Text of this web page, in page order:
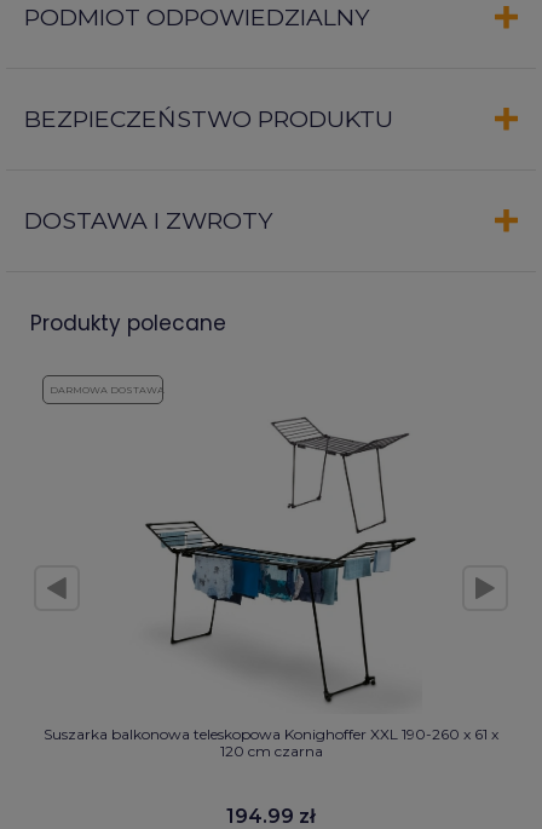
PODMIOT ODPOWIEDZIALNY
BEZPIECZEŃSTWO PRODUKTU
DOSTAWA I ZWROTY
produkty polecane
DARMOWA DOSTAWA
Suszarka balkonowa teleskopowa Konighoffer XXL 190-260 x 61 x
120 cm czarna
194.99 zł